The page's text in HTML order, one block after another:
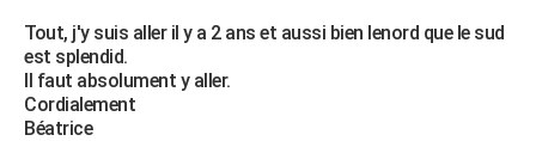
Tout, j'y suis aller il y a 2 ans et aussi bien lenord que le sud
est splendid.
Il faut absolument y aller.
Cordialement
Béatrice